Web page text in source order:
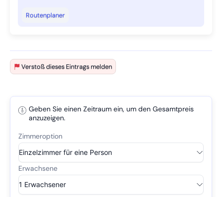
Routenplaner
Verstoß dieses Eintrags melden
Geben Sie einen Zeitraum ein, um den Gesamtpreis
anzuzeigen.